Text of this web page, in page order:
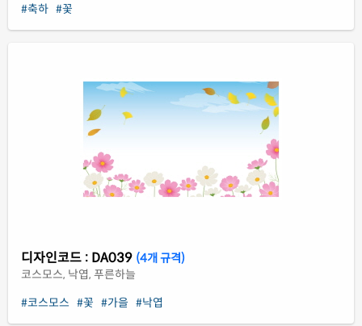
#축하 #꽃
디자인코드 : DA039 (4개 규격)
코스모스, 낙엽, 푸른하늘
#코스모스 #꽃 #가을 #낙엽